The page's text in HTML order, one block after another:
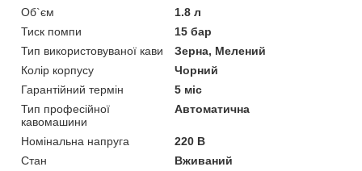
Об`єм
1.8 л
Тиск помпи
15 бар
Тип використовуваної кави
Зерна, Мелений
Колір корпусу
Чорний
Гарантійний термін
5 міс
Тип професійної
кавомашини
Автоматична
Номінальна напруга
220 В
Стан
Вживаний